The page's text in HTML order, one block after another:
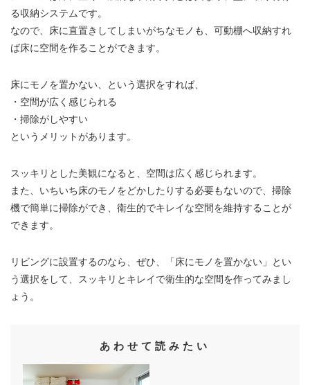
る収納システムです。
なので、床に直置きしてしまいがちなモノも、可動棚へ収納すれ
ば床に空間を作ることができます。
床にモノを置かない、という選択をすれば、
・空間が広く感じられる
・掃除がしやすい
というメリットがあります。
スッキリとした美観になると、空間は広く感じられます。
また、いちいち床のモノをどかしたりする必要もないので、掃除
機で簡単に掃除ができ、衛生的でキレイな空間を維持することが
できます。
リビングに設置するのなら、ぜひ、「床にモノを置かない」とい
う選択をして、スッキリとキレイで衛生的な空間を作ってみまし
ょう。
あわせて読みたい